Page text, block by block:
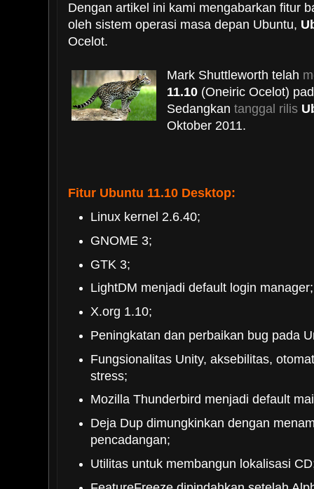
Dengan artikel ini kami mengabarkan fitur
oleh sistem operasi masa depan Ubuntu,
Ocelot.
Mark Shuttleworth telah
11.10 (Oneiric Ocelot)
Sedangkan tanggal rilis
Oktober 2011.
Fitur Ubuntu 11.10 Desktop:
Linux kernel 2.6.40;
GNOME 3;
GTK 3;
LightDM menjadi default login manager;
X.org 1.10;
Peningkatan dan perbaikan bug pada
Fungsionalitas Unity, aksebilitas,
stress;
Mozilla Thunderbird menjadi default
Deja Dup dimungkinkan dengan
pencadangan;
Utilitas untuk membangun lokalisasi